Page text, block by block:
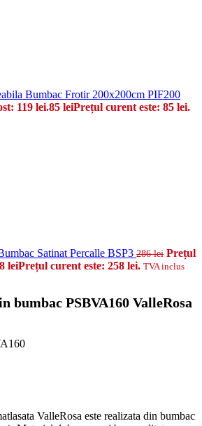
Bumbac Frotir 200x200cm PIF200
119 lei.85 leiPrețul curent este: 85 lei.
Satinat Percalle BSP3 286lei Prețul
leiPrețul curent este: 258 lei. TVA inclus
bumbac PSBVA160 ValleRosa
ValleRosa este realizata din bumbac